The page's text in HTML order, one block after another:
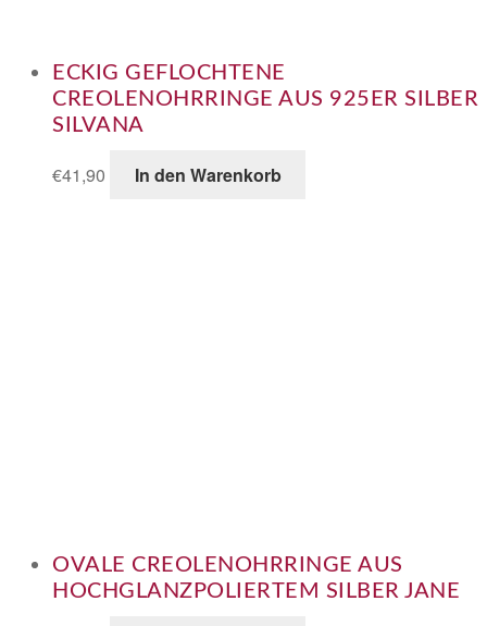
ECKIG GEFLOCHTENE
CREOLENOHRRINGE AUS 925ER SILBER
SILVANA
€41,90 In den Warenkorb
OVALE CREOLENOHRRINGE AUS
HOCHGLANZPOLIERTEM SILBER JANE